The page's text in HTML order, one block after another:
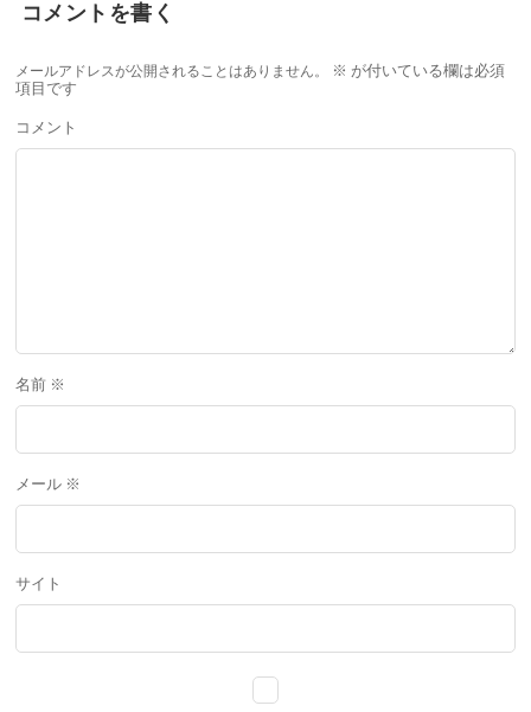
コメントを書く
メールアドレスが公開されることはありません。 ※ が付いている欄は必須
項目です
コメント
名前 ※
メール ※
サイト